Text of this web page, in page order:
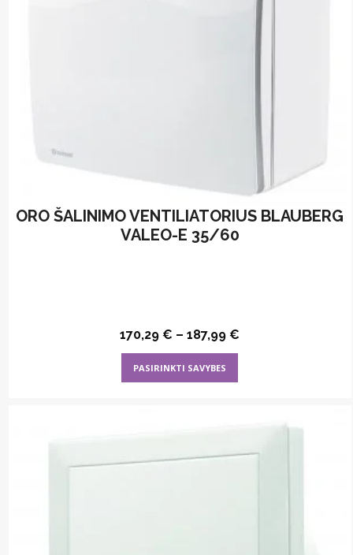
ORO ŠALINIMO VENTILIATORIUS BLAUBERG
VALEO-E 35/60
170,29 € –187,99 €
PASIRINKTI SAVYBES
product